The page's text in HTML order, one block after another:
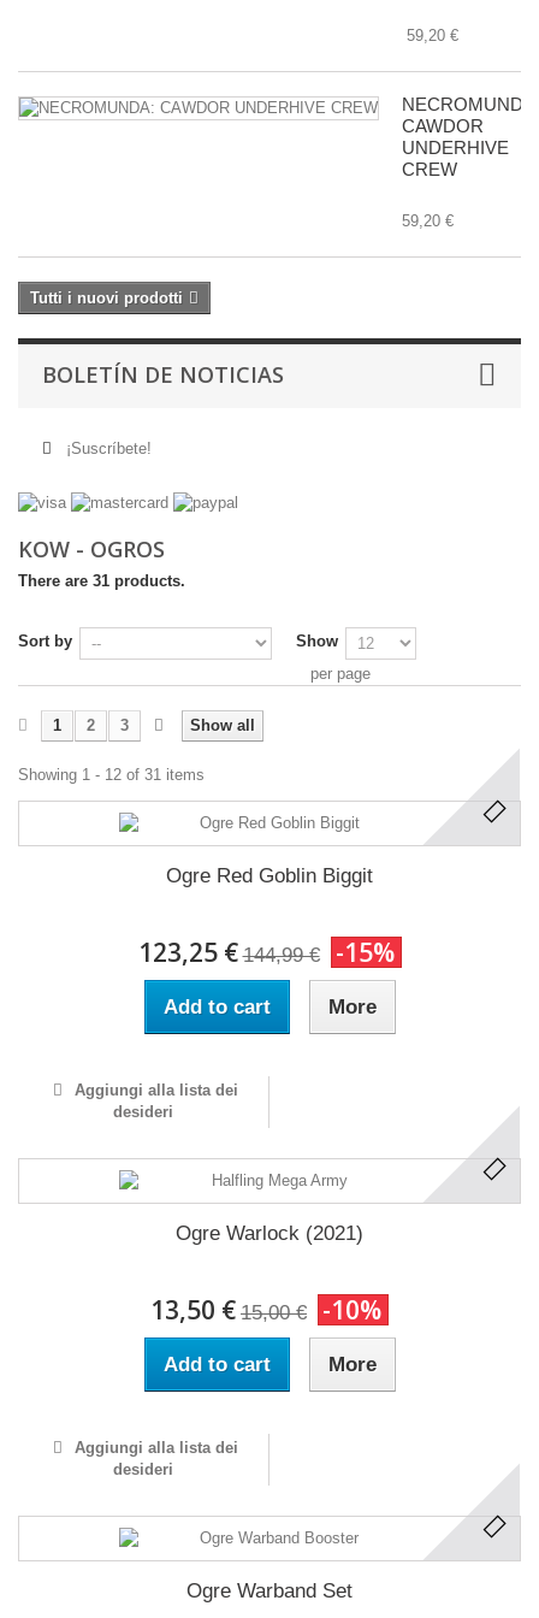
59,20 €
NECROMUNDA:
CAWDOR
UNDERHIVE
CREW
59,20 €
Tutti i nuovi prodotti
BOLETÍN DE NOTICIAS
¡Suscríbete!
KOW - OGROS
There are 31 products.
Sort by
Show
per page
Show all
1 2 3
Showing 1 - 12 of 31 items
Ogre Red Goblin Biggit
123,25 € 144,99 € -15%
Add to cart More
Aggiungi alla lista dei
desideri
Ogre Warlock (2021)
13,50 € 15,00 € -10%
Add to cart More
Aggiungi alla lista dei
desideri
Ogre Warband Set